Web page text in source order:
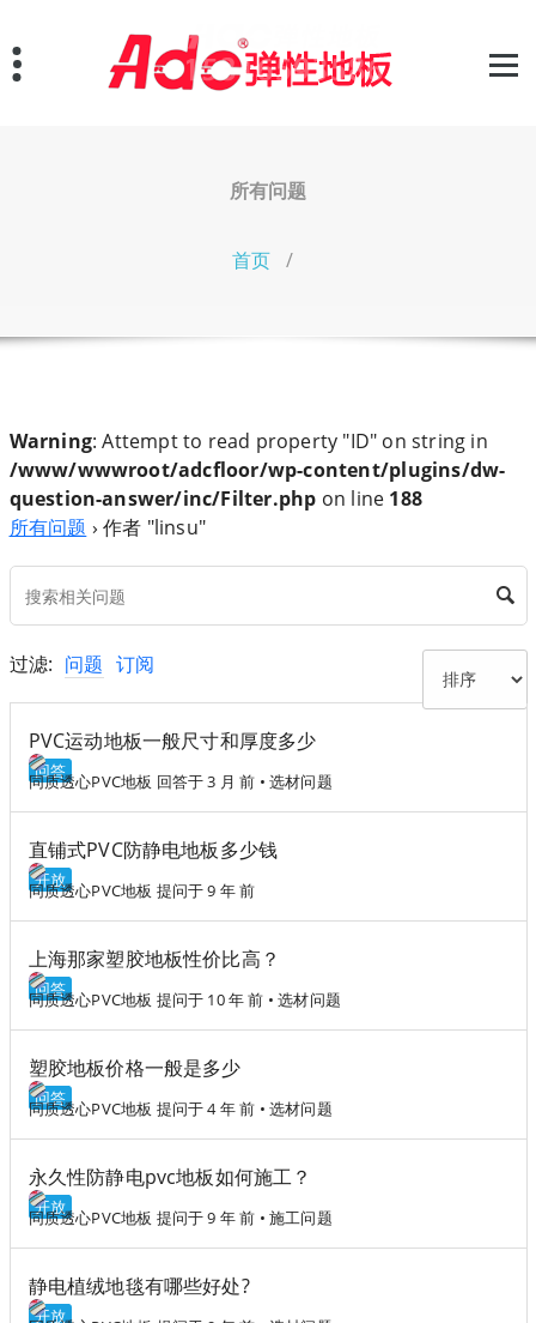
至
正
所有问题
首页 /
Warning: Attempt to read property "ID" on string in
/www/wwwroot/adcfloor/wp-content/plugins/dw-
question-answer/inc/Filter.php on line 188
所有问题 › 作者 "linsu"
过滤: 问题 订阅
PVC运动地板一般尺寸和厚度多少
回答
同质透心PVC地板 回答于 3 月 前 • 选材问题
直铺式PVC防静电地板多少钱
开放
同质透心PVC地板 提问于 9 年 前
上海那家塑胶地板性价比高？
回答
同质透心PVC地板 提问于 10 年 前 •选材问题
塑胶地板价格一般是多少
回答
同质透心PVC地板 提问于 4 年 前 • 选材问题
永久性防静电pvc地板如何施工？
开放
同质透心PVC地板 提问于 9 年 前 • 施工问题
静电植绒地毯有哪些好处?
开放